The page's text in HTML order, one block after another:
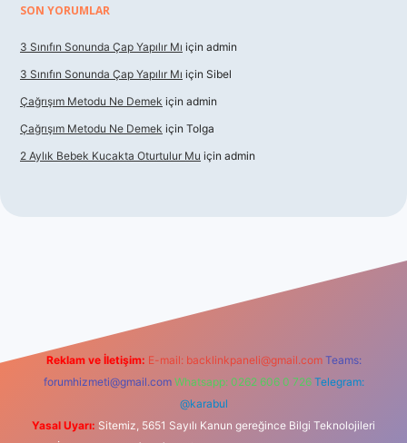
SON YORUMLAR
3 Sınıfın Sonunda Çap Yapılır Mı için admin
3 Sınıfın Sonunda Çap Yapılır Mı için Sibel
Çağrışım Metodu Ne Demek için admin
Çağrışım Metodu Ne Demek için Tolga
2 Aylık Bebek Kucakta Oturtulur Mu için admin
Reklam ve İletişim: E-mail: backlinkpaneli@gmail.com Teams:
forumhizmeti@gmail.com Whatsapp: 0262 606 0 726 Telegram:
@karabul
Yasal Uyarı: Sitemiz, 5651 Sayılı Kanun gereğince Bilgi Teknolojileri